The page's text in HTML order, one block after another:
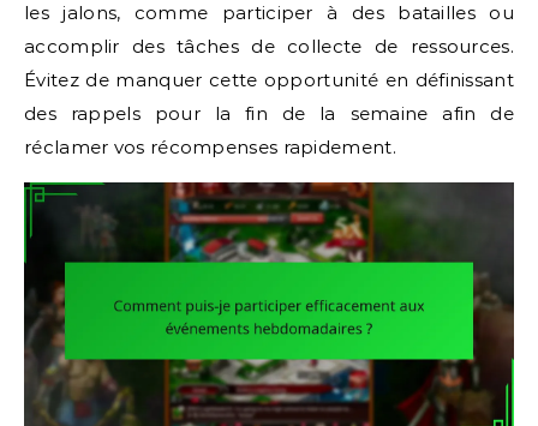
les jalons, comme participer à des batailles ou
accomplir des tâches de collecte de ressources.
Évitez de manquer cette opportunité en définissant
des rappels pour la fin de la semaine afin de
réclamer vos récompenses rapidement.